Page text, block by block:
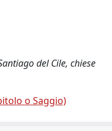
del Cile, chiese
o Saggio)